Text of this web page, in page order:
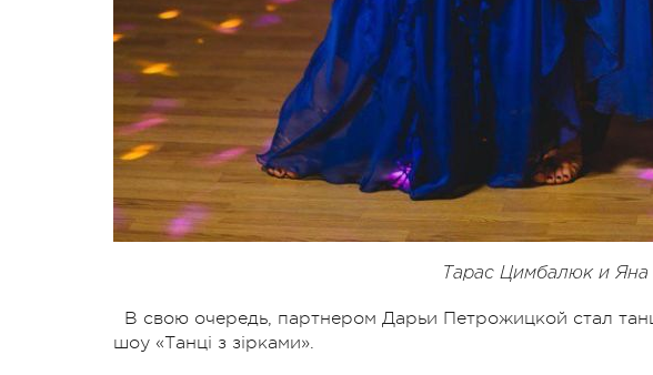
Тарас Цимбалюк и Яна
В свою очередь, партнером Дарьи Петрожицкой стал
шоу «Танці з зірками».